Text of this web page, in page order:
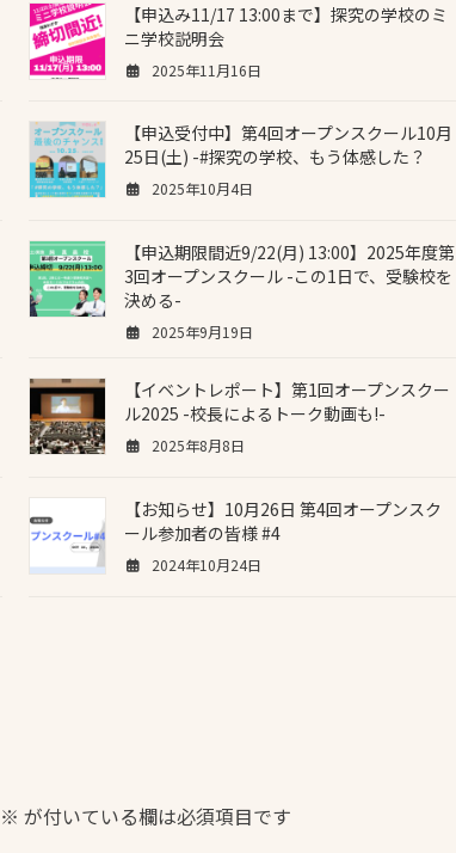
【申込み11/17 13:00まで】探究の学校のミ
ニ学校説明会
2025年11月16日
【申込受付中】第4回オープンスクール10月
25日(土) -#探究の学校、もう体感した？
2025年10月4日
【申込期限間近9/22(月) 13:00】2025年度第
3回オープンスクール -この1日で、受験校を
決める-
2025年9月19日
【イベントレポート】第1回オープンスクー
ル2025 -校長によるトーク動画も!-
2025年8月8日
【お知らせ】10月26日 第4回オープンスク
ール参加者の皆様 #4
2024年10月24日
※ が付いている欄は必須項目です